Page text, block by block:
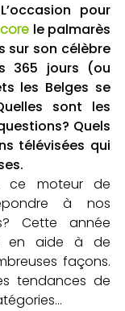
pour
le palmarès
sur son célèbre
365 jours (ou
les Belges se
sont les
Quels
télévisées qui
ce moteur de
à nos
Cette année
en aide à de
façons.
tendances de